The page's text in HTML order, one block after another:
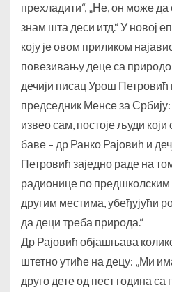
прехладити“, „Не, он може да
знам шта деси итд.“ У новој
коју је овом приликом
повезивању деце са
дечији писац Урош Петровић
председник Менсе за
извео сам, постоје људи
баве – др Ранко Рајовић и
Петровић заједно раде на
радионице по предшколским
другим местима, убеђујући
да деци треба природа.“
Др Рајовић објашњава
штетно утиће на децу: „Ми
друго дете од пест година